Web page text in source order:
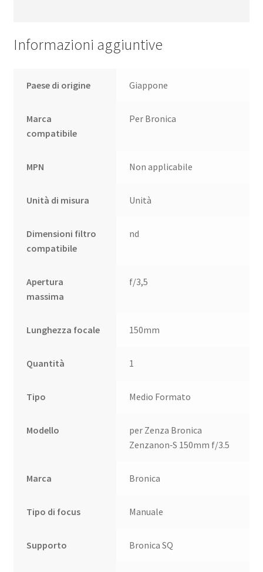
Informazioni aggiuntive
Paese di origine Giappone
Marca
compatibile
Per Bronica
MPN Non applicabile
Unità di misura Unità
Dimensioni filtro
compatibile
nd
Apertura
massima
f/3,5
Lunghezza focale 150mm
Quantità 1
Tipo Medio Formato
Modello
per Zenza Bronica
Zenzanon‑S 150mm f/3.5
Marca Bronica
Tipo di focus Manuale
Supporto Bronica SQ